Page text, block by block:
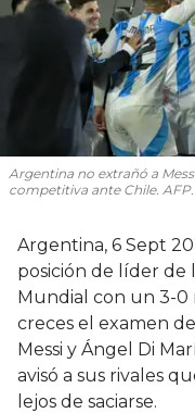
Argentina no extrañó a
competitiva ante Chile. AFP.
Argentina, 6 Sept
posición de líder de
Mundial con un 3-0
creces el examen
Messi y Ángel Di
avisó a sus rivales
lejos de saciarse.